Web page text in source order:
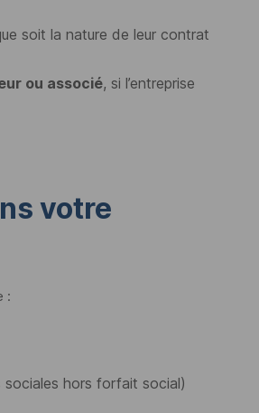
soit la nature de leur contrat
ou associé, si l’entreprise
votre
:
hors forfait social)